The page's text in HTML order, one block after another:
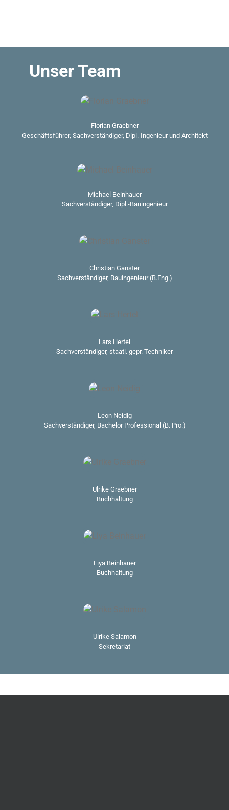
Unser Team
Florian Graebner
Geschäftsführer, Sachverständiger, Dipl.-Ingenieur und Architekt
Michael Beinhauer
Sachverständiger, Dipl.-Bauingenieur
Christian Ganster
Sachverständiger, Bauingenieur (B.Eng.)
Lars Hertel
Sachverständiger, staatl. gepr. Techniker
Leon Neidig
Sachverständiger, Bachelor Professional (B. Pro.)
Ulrike Graebner
Buchhaltung
Liya Beinhauer
Buchhaltung
Ulrike Salamon
Sekretariat